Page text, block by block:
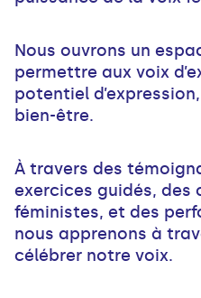
Nous ouvrons un
permettre aux voix
potentiel
bien-être.
À travers des
exercices guidés, des
féministes, et des
nous apprenons à
célébrer notre voix.